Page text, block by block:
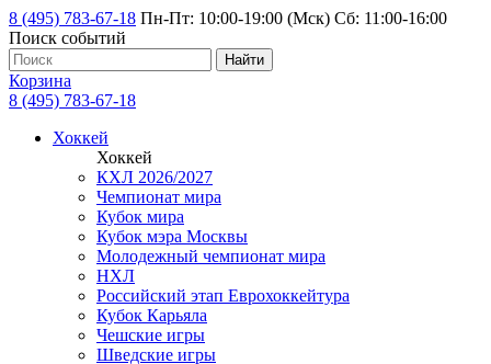
8 (495) 783-67-18 Пн-Пт: 10:00-19:00 (Мск) Сб: 11:00-16:00
Поиск событий
Найти
Корзина
8 (495) 783-67-18
Хоккей
Хоккей
КХЛ 2026/2027
Чемпионат мира
Кубок мира
Кубок мэра Москвы
Молодежный чемпионат мира
НХЛ
Российский этап Еврохоккейтура
Кубок Карьяла
Чешские игры
Шведские игры